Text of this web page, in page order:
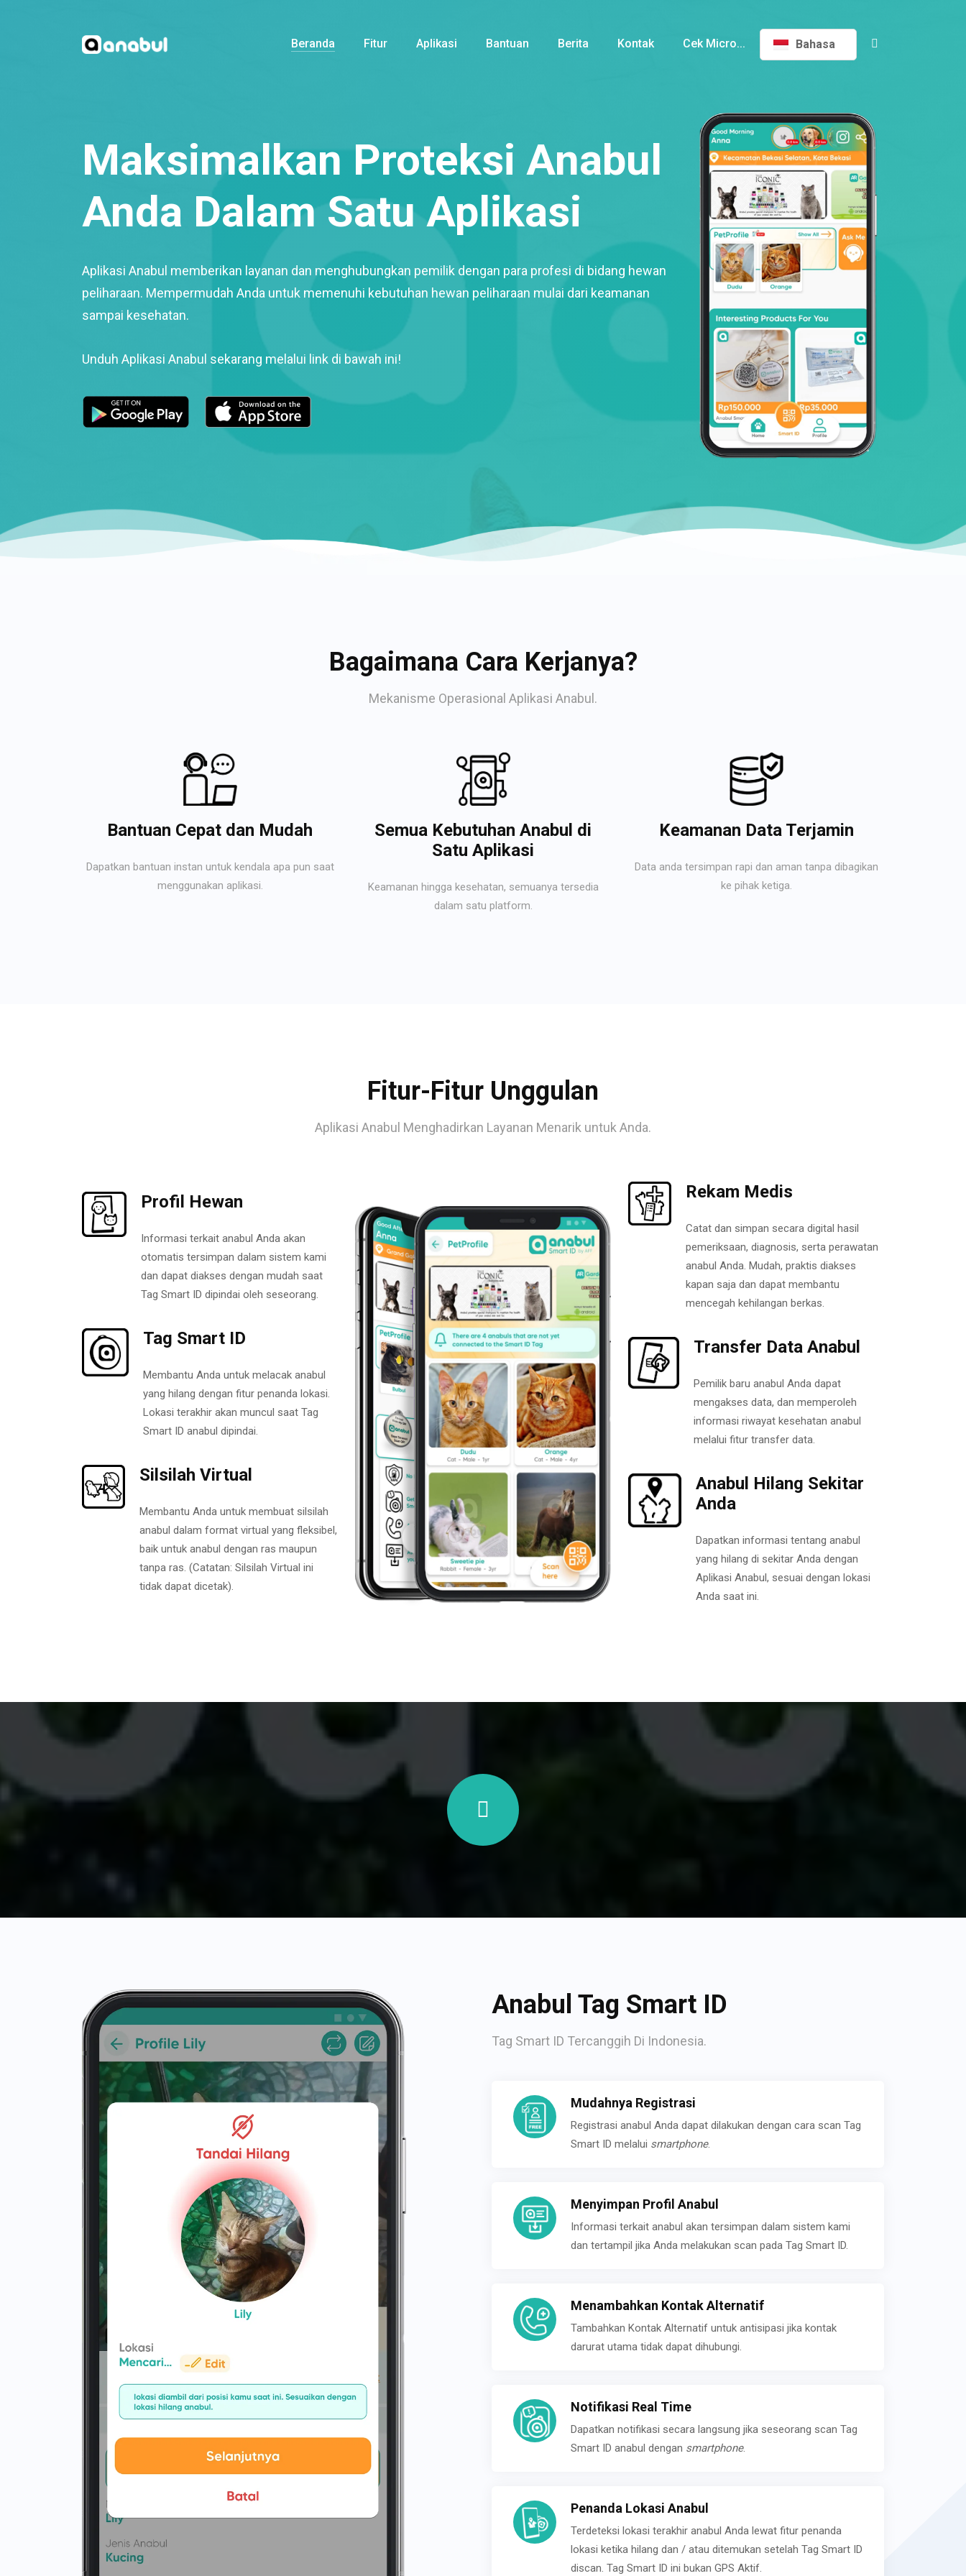
Beranda Fitur Aplikasi Bantuan Berita Kontak Cek Micro... Bahasa
Maksimalkan Proteksi Anabul
Anda Dalam Satu Aplikasi
Aplikasi Anabul memberikan layanan dan menghubungkan pemilik dengan para profesi di bidang hewan
peliharaan. Mempermudah Anda untuk memenuhi kebutuhan hewan peliharaan mulai dari keamanan
sampai kesehatan.
Unduh Aplikasi Anabul sekarang melalui link di bawah ini!
Bagaimana Cara Kerjanya?
Mekanisme Operasional Aplikasi Anabul.
Bantuan Cepat dan Mudah
Dapatkan bantuan instan untuk kendala apa pun saat
menggunakan aplikasi.
Semua Kebutuhan Anabul di
Satu Aplikasi
Keamanan hingga kesehatan, semuanya tersedia
dalam satu platform.
Keamanan Data Terjamin
Data anda tersimpan rapi dan aman tanpa dibagikan
ke pihak ketiga.
Fitur-Fitur Unggulan
Aplikasi Anabul Menghadirkan Layanan Menarik untuk Anda.
Profil Hewan
Informasi terkait anabul Anda akan
otomatis tersimpan dalam sistem kami
dan dapat diakses dengan mudah saat
Tag Smart ID dipindai oleh seseorang.
Tag Smart ID
Membantu Anda untuk melacak anabul
yang hilang dengan fitur penanda lokasi.
Lokasi terakhir akan muncul saat Tag
Smart ID anabul dipindai.
Silsilah Virtual
Membantu Anda untuk membuat silsilah
anabul dalam format virtual yang fleksibel,
baik untuk anabul dengan ras maupun
tanpa ras. (Catatan: Silsilah Virtual ini
tidak dapat dicetak).
Rekam Medis
Catat dan simpan secara digital hasil
pemeriksaan, diagnosis, serta perawatan
anabul Anda. Mudah, praktis diakses
kapan saja dan dapat membantu
mencegah kehilangan berkas.
Transfer Data Anabul
Pemilik baru anabul Anda dapat
mengakses data, dan memperoleh
informasi riwayat kesehatan anabul
melalui fitur transfer data.
Anabul Hilang Sekitar
Anda
Dapatkan informasi tentang anabul
yang hilang di sekitar Anda dengan
Aplikasi Anabul, sesuai dengan lokasi
Anda saat ini.
Anabul Tag Smart ID
Tag Smart ID Tercanggih Di Indonesia.
Mudahnya Registrasi
Registrasi anabul Anda dapat dilakukan dengan cara scan Tag
Smart ID melalui smartphone.
Menyimpan Profil Anabul
Informasi terkait anabul akan tersimpan dalam sistem kami
dan tertampil jika Anda melakukan scan pada Tag Smart ID.
Menambahkan Kontak Alternatif
Tambahkan Kontak Alternatif untuk antisipasi jika kontak
darurat utama tidak dapat dihubungi.
Notifikasi Real Time
Dapatkan notifikasi secara langsung jika seseorang scan Tag
Smart ID anabul dengan smartphone.
Penanda Lokasi Anabul
Terdeteksi lokasi terakhir anabul Anda lewat fitur penanda
lokasi ketika hilang dan / atau ditemukan setelah Tag Smart ID
discan. Tag Smart ID ini bukan GPS Aktif.